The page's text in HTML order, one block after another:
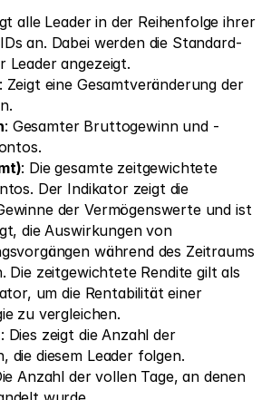
alle Leader in der Reihenfolge ihrer
an. Dabei werden die Standard-
Leader angezeigt.
Zeigt eine Gesamtveränderung der
: Gesamter Bruttogewinn und -
: Die gesamte zeitgewichtete
Der Indikator zeigt die
der Vermögenswerte und ist
die Auswirkungen von
während des Zeitraums
Die zeitgewichtete Rendite gilt als
um die Rentabilität einer
zu vergleichen.
: Dies zeigt die Anzahl der
die diesem Leader folgen.
Anzahl der vollen Tage, an denen